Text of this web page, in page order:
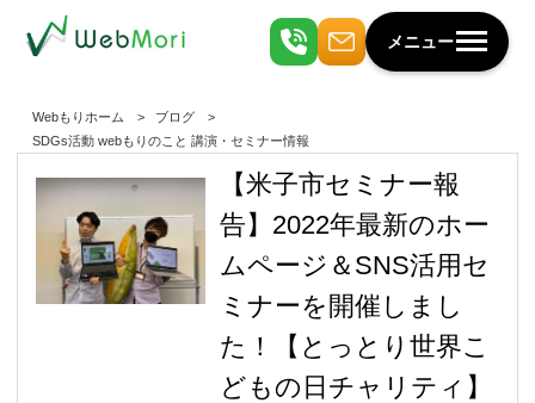
メニュー
Webもりホーム
ブログ
SDGs活動 webもりのこと 講演・セミナー情報
【米子市セミナー報
告】2022年最新のホー
ムページ＆SNS活用セ
ミナーを開催しまし
た！【とっとり世界こ
どもの日チャリティ】